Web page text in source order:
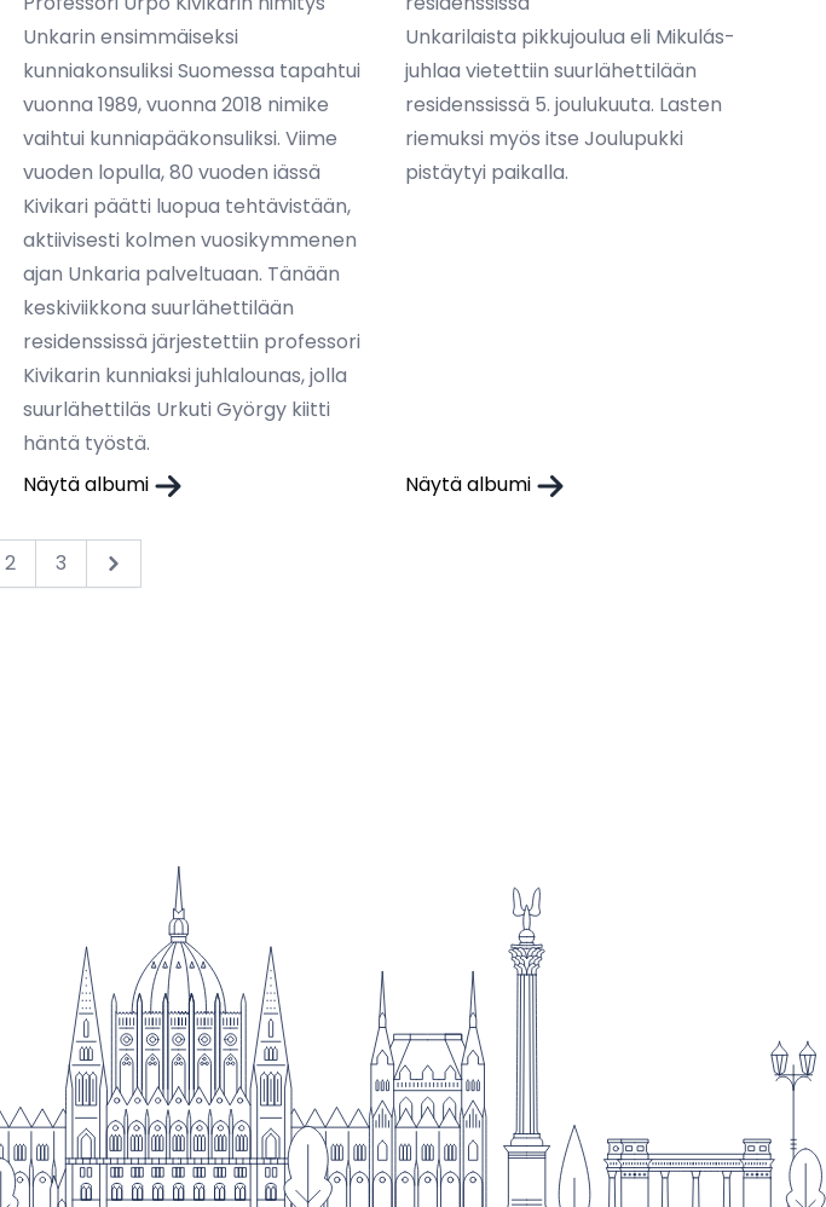
Unkarin ensimmäiseksi
kunniakonsuliksi Suomessa tapahtui
vuonna 1989, vuonna 2018 nimike
vaihtui kunniapääkonsuliksi. Viime
vuoden lopulla, 80 vuoden iässä
Kivikari päätti luopua tehtävistään,
aktiivisesti kolmen vuosikymmenen
ajan Unkaria palveltuaan. Tänään
keskiviikkona suurlähettilään
residenssissä järjestettiin professori
Kivikarin kunniaksi juhlalounas, jolla
suurlähettiläs Urkuti György kiitti
häntä työstä.
Näytä albumi
Unkarilaista pikkujoulua eli Mikulás-
juhlaa vietettiin suurlähettilään
residenssissä 5. joulukuuta. Lasten
riemuksi myös itse Joulupukki
pistäytyi paikalla.
Näytä albumi
2 3 Next &raquo;